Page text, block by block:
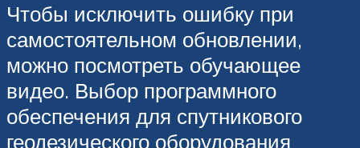
Чтобы исключить ошибку при
самостоятельном обновлении,
можно посмотреть обучающее
видео. Выбор программного
обеспечения для спутникового
геодезического оборудования